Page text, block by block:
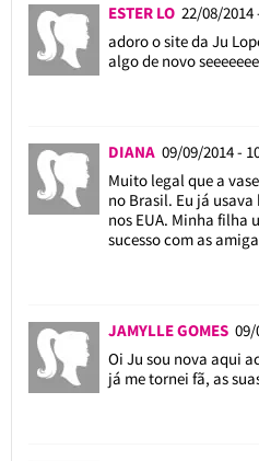
ESTER LO 22/08/2014
adoro o site da Ju
algo de novo
DIANA 09/09/2014 -
Muito legal que a
no Brasil. Eu já
nos EUA. Minha filha
sucesso com as
JAMYLLE GOMES 09/
Oi Ju sou nova aqui
já me tornei fã, as